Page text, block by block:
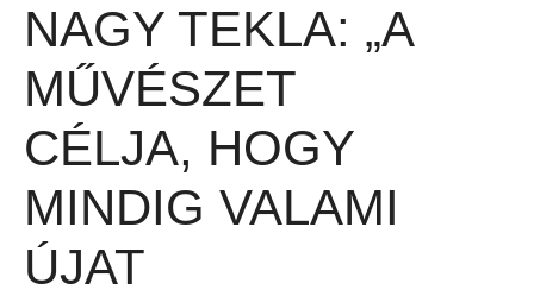
NAGY TEKLA: „A
MŰVÉSZET
CÉLJA, HOGY
MINDIG VALAMI
ÚJAT